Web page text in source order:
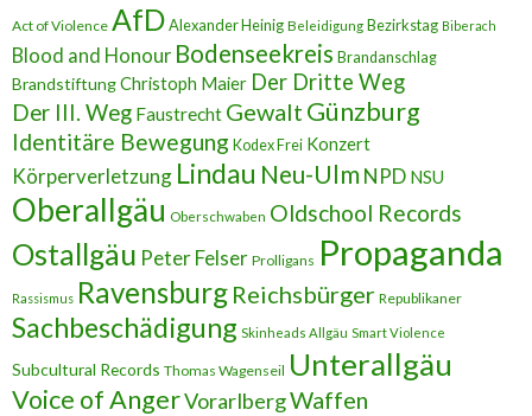
e
s
s
e
Act of Violence AfDAlexander Heinig Beleidigung Bezirkstag Biberach
Blood and Honour Bodenseekreis Brandanschlag
BrandstiftungChristoph Maier Der Dritte Weg
Der III. Weg Faustrecht Gewalt Günzburg
Identitäre Bewegung Kodex Frei Konzert
Körperverletzung Lindau Neu-Ulm NPD NSU
Oberallgäu Oberschwaben Oldschool Records
Ostallgäu Peter Felser Prolligans Propaganda
Rassismus Ravensburg Reichsbürger Republikaner
Sachbeschädigung Skinheads Allgäu Smart Violence
Subcultural Records Thomas Wagenseil Unterallgäu
Voice of AngerVorarlbergWaffen